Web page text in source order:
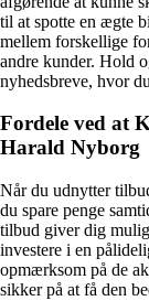
til at spotte en ægte
mellem forskellige
andre kunder. Hold
nyhedsbreve, hvor
Fordele ved at
Harald Nyborg
Når du udnytter
du spare penge
tilbud giver dig
investere i en
opmærksom på de
sikker på at få den